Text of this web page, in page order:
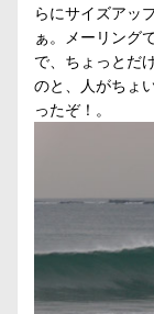
らにサイズアッ
ぁ。メーリング
で、ちょっとだ
のと、人がちょ
ったぞ！。